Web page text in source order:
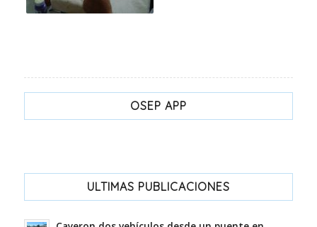
OSEP APP
ULTIMAS PUBLICACIONES